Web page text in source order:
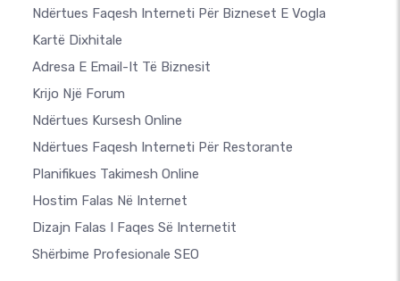
Ndërtues Faqesh Interneti Për Bizneset E Vogla
Kartë Dixhitale
Adresa E Email-It Të Biznesit
Krijo Një Forum
Ndërtues Kursesh Online
Ndërtues Faqesh Interneti Për Restorante
Planifikues Takimesh Online
Hostim Falas Në Internet
Dizajn Falas I Faqes Së Internetit
Shërbime Profesionale SEO